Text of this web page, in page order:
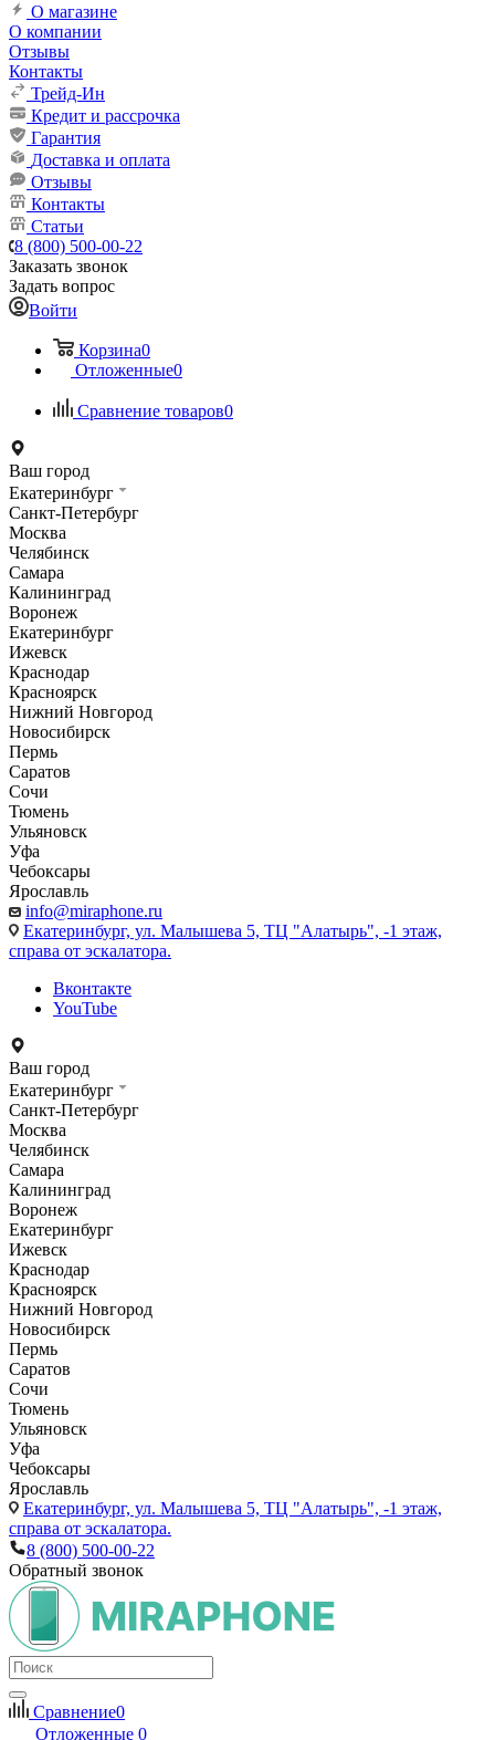
О магазине
О компании
Отзывы
Контакты
Трейд-Ин
Кредит и рассрочка
Гарантия
Доставка и оплата
Отзывы
Контакты
Статьи
8 (800) 500-00-22
Заказать звонок
Задать вопрос
Войти
Корзина0
Отложенные0
Сравнение товаров0
Ваш город
Екатеринбург
Санкт-Петербург
Москва
Челябинск
Самара
Калининград
Воронеж
Екатеринбург
Ижевск
Краснодар
Красноярск
Нижний Новгород
Новосибирск
Пермь
Саратов
Сочи
Тюмень
Ульяновск
Уфа
Чебоксары
Ярославль
info@miraphone.ru
Екатеринбург, ул. Малышева 5, ТЦ "Алатырь", -1 этаж,
справа от эскалатора.
Вконтакте
YouTube
Ваш город
Екатеринбург
Санкт-Петербург
Москва
Челябинск
Самара
Калининград
Воронеж
Екатеринбург
Ижевск
Краснодар
Красноярск
Нижний Новгород
Новосибирск
Пермь
Саратов
Сочи
Тюмень
Ульяновск
Уфа
Чебоксары
Ярославль
Екатеринбург, ул. Малышева 5, ТЦ "Алатырь", -1 этаж,
справа от эскалатора.
8 (800) 500-00-22
Обратный звонок
Сравнение0
Отложенные 0